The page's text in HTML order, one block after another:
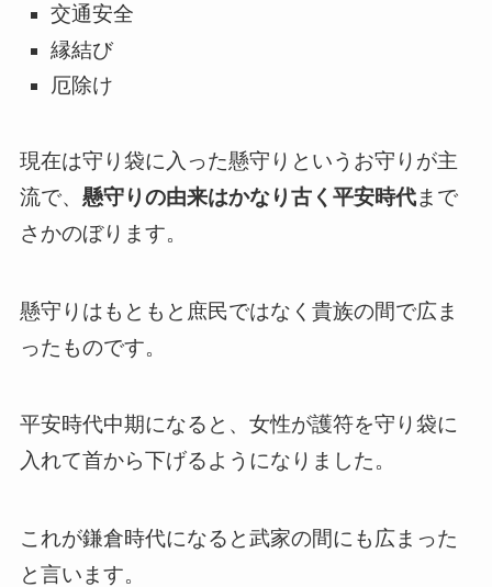
交通安全
縁結び
厄除け
現在は守り袋に入った懸守りというお守りが主
流で、 懸守りの由来はかなり古く 平安時代まで
さかのぼります。
懸守りはもともと庶民ではなく貴族の間で広ま
ったものです。
平安時代中期になると、女性が護符を守り袋に
入れて首から下げるようになりました。
これが鎌倉時代になると武家の間にも広まった
と言います。